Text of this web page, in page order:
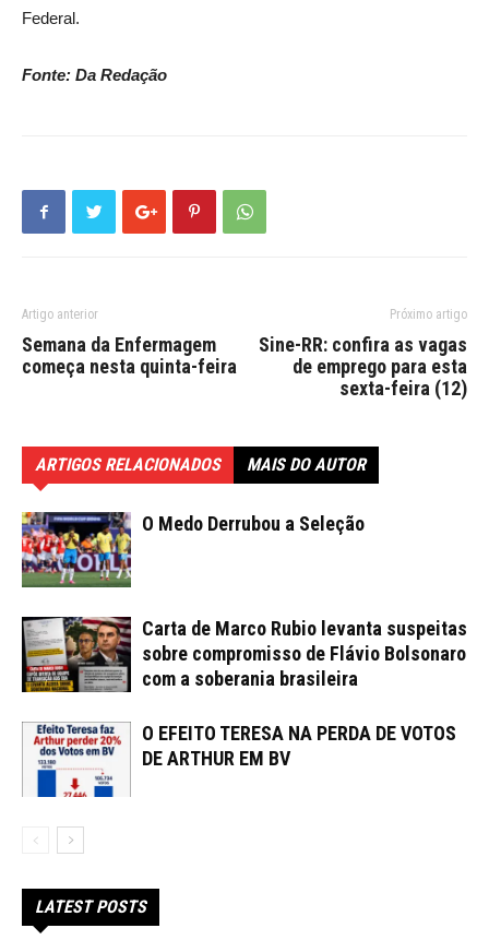
Federal.
Fonte: Da Redação
Artigo anterior
Semana da Enfermagem
começa nesta quinta-feira
Próximo artigo
Sine-RR: confira as vagas
de emprego para esta
sexta-feira (12)
ARTIGOS RELACIONADOS MAIS DO AUTOR
O Medo Derrubou a Seleção
Carta de Marco Rubio levanta suspeitas
sobre compromisso de Flávio Bolsonaro
com a soberania brasileira
O EFEITO TERESA NA PERDA DE VOTOS
DE ARTHUR EM BV
LATEST POSTS